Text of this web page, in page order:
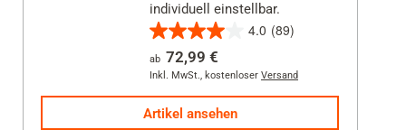
individuell einstellbar.
4.0 (89)
4.0
von
Sternen.
ab 72,99 €
Inkl. MwSt., kostenloser Versand
Artikel ansehen